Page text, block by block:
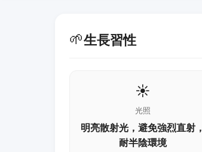
🌱生長習性
☀️
光照
明亮散射光，避免強烈直射，
耐半陰環境